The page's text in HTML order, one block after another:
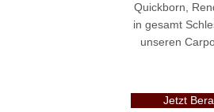
Quickborn,
in gesamt
unseren
Jetzt